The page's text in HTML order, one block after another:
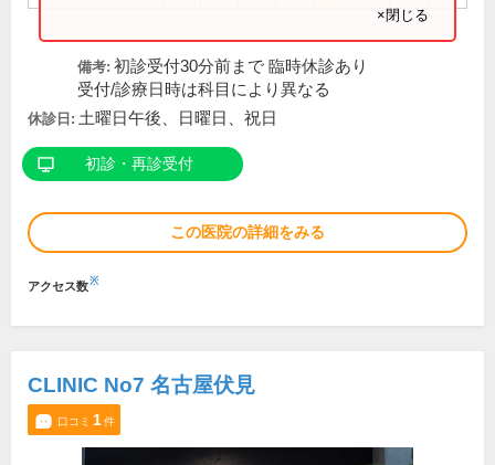
×閉じる
備考: 初診受付30分前まで 臨時休診あり
受付/診療日時は科目により異なる
休診日: 土曜日午後、日曜日、祝日
初診・再診受付
この医院の詳細をみる
アクセス数※
CLINIC No7 名古屋伏見
口コミ 1件